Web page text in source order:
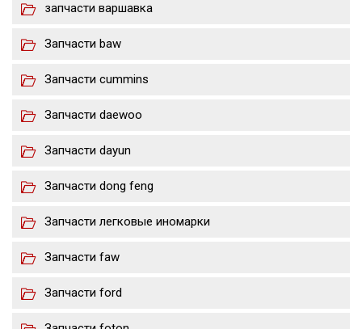
запчасти варшавка
Запчасти baw
Запчасти cummins
Запчасти daewoo
Запчасти dayun
Запчасти dong feng
Запчасти легковые иномарки
Запчасти faw
Запчасти ford